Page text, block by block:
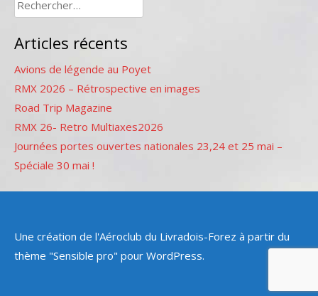
Articles récents
Avions de légende au Poyet
RMX 2026 – Rétrospective en images
Road Trip Magazine
RMX 26- Retro Multiaxes2026
Journées portes ouvertes nationales 23,24 et 25 mai –
Spéciale 30 mai !
Une création de l'Aéroclub du Livradois-Forez à partir du
thème "Sensible pro" pour WordPress.